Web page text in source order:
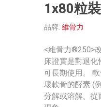
1x80粒裝
品牌: 維骨力
<維骨力®250>
床證實是對退
可長期使用。
壞軟骨的酵素 (
分解或溶解。從